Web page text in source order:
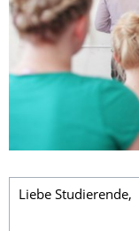
Liebe Studierende,